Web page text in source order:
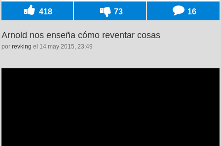
418 73 16
Arnold nos enseña cómo reventar cosas
por revking el 14 may 2015, 23:49